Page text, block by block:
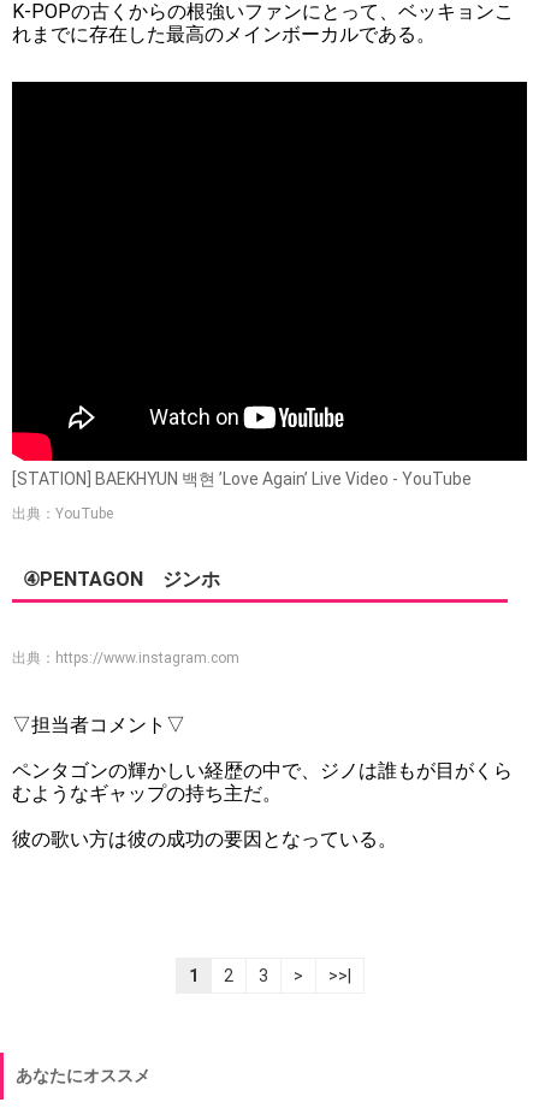
K-POPの古くからの根強いファンにとって、ベッキョンこ
れまでに存在した最高のメインボーカルである。
[STATION] BAEKHYUN 백현 ’Love Again’ Live Video - YouTube
出典：YouTube
④PENTAGON ジンホ
出典： https://www.instagram.com
▽担当者コメント▽
ペンタゴンの輝かしい経歴の中で、ジノは誰もが目がくら
むようなギャップの持ち主だ。
彼の歌い方は彼の成功の要因となっている。
1 2 3 > >>|
あなたにオススメ